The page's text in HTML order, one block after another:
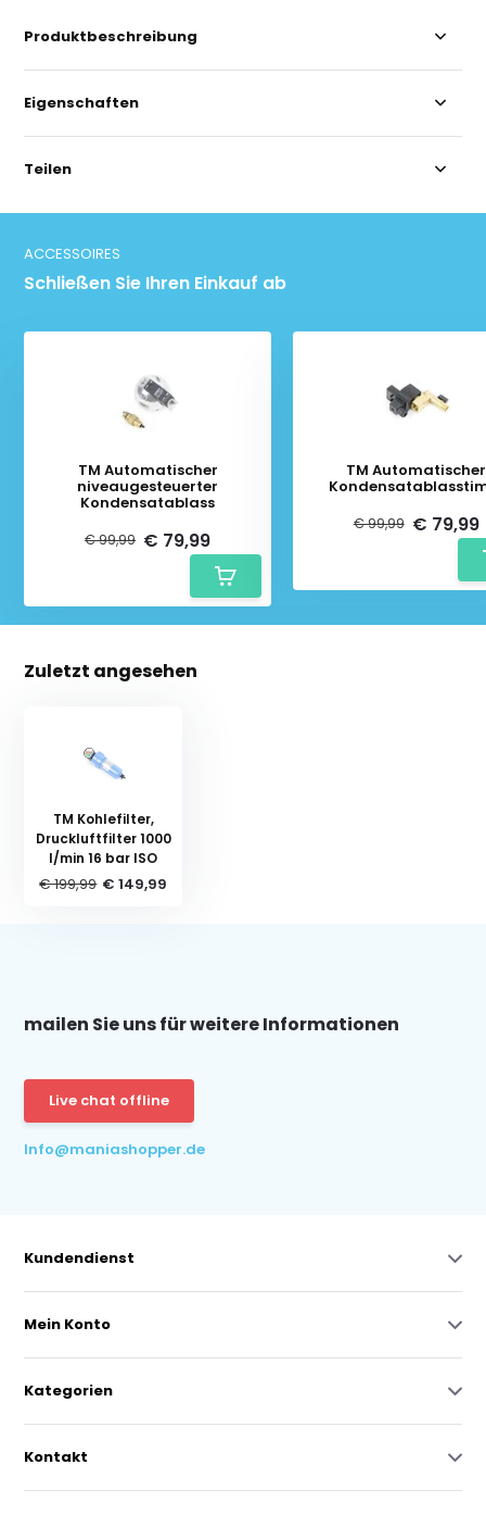
Produktbeschreibung
Eigenschaften
Teilen
ACCESSOIRES
Schließen Sie Ihren Einkauf ab
TM Automatischer
niveaugesteuerter
Kondensatablass
€ 99,99 € 79,99
TM Automatischer
€ 99,99 € 79,99
Zuletzt angesehen
TM Kohlefilter,
Druckluftfilter 1000
l/min 16 bar ISO
€ 199,99 € 149,99
mailen Sie uns für weitere Informationen
Live chat offline
Info@maniashopper.de
Kundendienst
Mein Konto
Kategorien
Kontakt